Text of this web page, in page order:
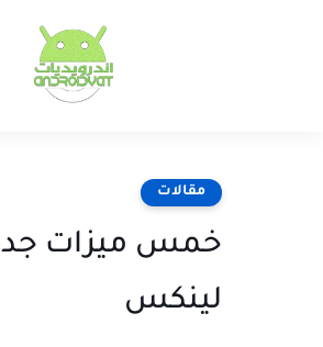
مقالات
لينكس